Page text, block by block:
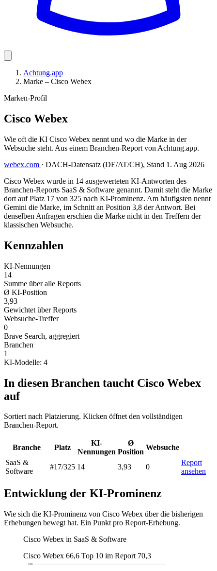
Achtung.app
Marke – Cisco Webex
Marken-Profil
Cisco Webex
Wie oft die KI Cisco Webex nennt und wo die Marke in der
Websuche steht. Aus einem Branchen-Report von Achtung.app.
webex.com · DACH-Datensatz (DE/AT/CH), Stand 1. Aug 2026
Cisco Webex wurde in 14 ausgewerteten KI-Antworten des
Branchen-Reports SaaS & Software genannt. Damit steht die Marke
dort auf Platz 17 von 325 nach KI-Prominenz. Am häufigsten nennt
Gemini die Marke, im Schnitt an Position 3,8 der Antwort. Bei
denselben Anfragen erschien die Marke nicht in den Treffern der
klassischen Websuche.
Kennzahlen
KI-Nennungen
14
Summe über alle Reports
Ø KI-Position
3,93
Gewichtet über Reports
Websuche-Treffer
0
Brave Search, aggregiert
Branchen
1
KI-Modelle: 4
In diesen Branchen taucht Cisco Webex
auf
Sortiert nach Platzierung. Klicken öffnet den vollständigen
Branchen-Report.
Branche Platz
KI-
Nennungen
Ø
Position
Websuche
SaaS &
Software
#17/325 14 3,93 0
Report
ansehen
Entwicklung der KI-Prominenz
Wie sich die KI-Prominenz von Cisco Webex über die bisherigen
Erhebungen bewegt hat. Ein Punkt pro Report-Erhebung.
Cisco Webex in SaaS & Software
Cisco Webex 66,6 Top 10 im Report 70,3
100